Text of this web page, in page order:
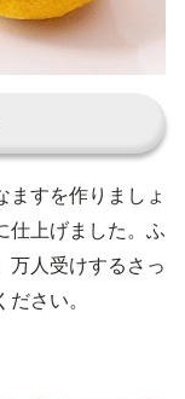
ますを作りましょ
仕上げました。ふ
万人受けするさっ
さい。